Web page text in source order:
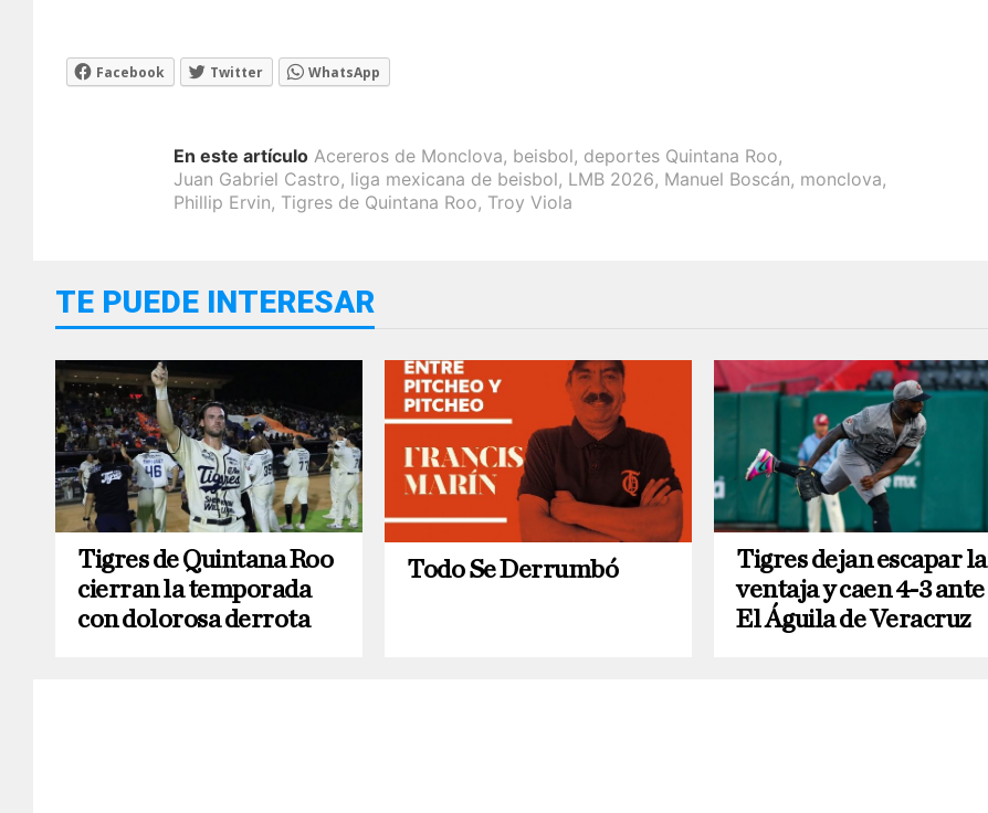
Facebook Twitter WhatsApp
En este artículo Acereros de Monclova, beisbol, deportes Quintana Roo,
Juan Gabriel Castro, liga mexicana de beisbol, LMB 2026, Manuel Boscán, monclova,
Phillip Ervin, Tigres de Quintana Roo, Troy Viola
TE PUEDE INTERESAR
Tigres de Quintana Roo
cierran la temporada
con dolorosa derrota
Todo Se Derrumbó
Tigres dejan escapar la
ventaja y caen 4-3 ante
El Águila de Veracruz